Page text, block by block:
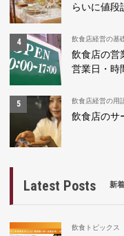
らいに値段
飲食店経営の基
飲食店の営
営業日・時
飲食店経営の用
飲食店のサ
Latest Posts 新
飲食トピックス